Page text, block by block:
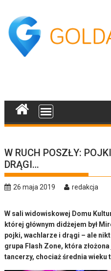
content
W RUCH POSZŁY:
DRĄGI…
26 maja 2019 redakcja
W sali widowiskowej Domu
której głównym didżejem był
pojki, wachlarze i drągi – ale nikt
grupa Flash Zone, która
tancerzy, chociaż średnia wieku